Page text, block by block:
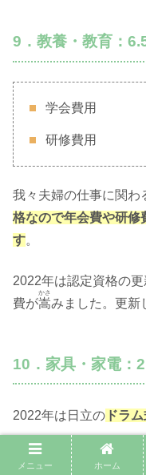
9．教養・教育：
学会費用
研修費用
我々夫婦の仕事に関わ
格なので年会費や研修
す。
2022年は認定資格の
費が嵩
かさ
みました。更新
10．家具・家電：
2022年は日立の ドラ
高かったですが乾燥
メニュー ホーム